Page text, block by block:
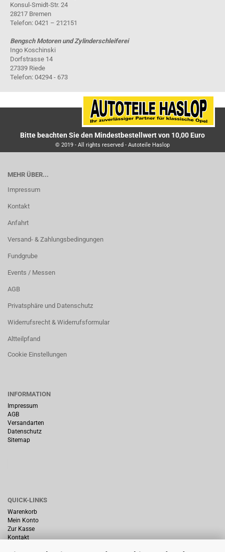
Konsul-Smidt-Str. 24
28217 Bremen
Telefon: 0421 – 212151
Bengsch Motoren und Zylinderschleiferei
Ingo Koschinski
Dorfstrasse 14
27339 Riede
Telefon: 04294 - 673
Bitte beachten Sie den Mindestbestellwert von 10,00 Euro
© 2019 - All rights reserved - Autoteile Haslop
MEHR ÜBER...
Impressum
Kontakt
Anfahrt
Versand- & Zahlungsbedingungen
Fundgrube
Events / Messen
AGB
Privatsphäre und Datenschutz
Widerrufsrecht & Widerrufsformular
Altteilpfand
Cookie Einstellungen
INFORMATION
Impressum
AGB
Versandarten
Datenschutz
Sitemap
QUICK-LINKS
Warenkorb
Mein Konto
Zur Kasse
Kontakt